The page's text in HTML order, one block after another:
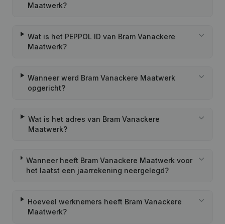
Maatwerk?
Wat is het PEPPOL ID van Bram Vanackere
Maatwerk?
Wanneer werd Bram Vanackere Maatwerk
opgericht?
Wat is het adres van Bram Vanackere
Maatwerk?
Wanneer heeft Bram Vanackere Maatwerk voor
het laatst een jaarrekening neergelegd?
Hoeveel werknemers heeft Bram Vanackere
Maatwerk?